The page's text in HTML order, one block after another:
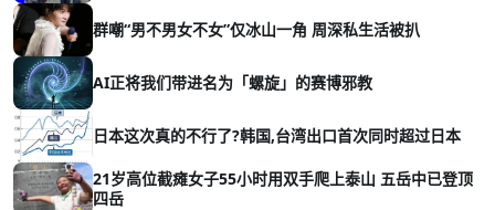
群嘲“男不男女不女”仅冰山一角 周深私生活被扒
AI正将我们带进名为「螺旋」的赛博邪教
日本这次真的不行了?韩国,台湾出口首次同时超过日本
21岁高位截瘫女子55小时用双手爬上泰山 五岳中已登顶
四岳